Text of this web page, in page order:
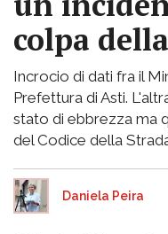
colpa
Incrocio di dati fra il
Prefettura di Asti.
stato di ebbrezza ma
del Codice della
Daniela Peira